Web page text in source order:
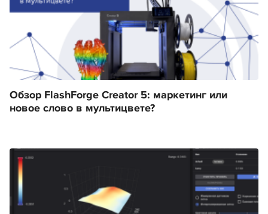
Обзор FlashForge Creator 5: маркетинг или
новое слово в мультицвете?